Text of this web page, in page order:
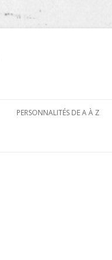
au
PERSONNALITÉS DE A À Z